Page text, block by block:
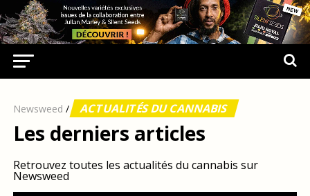
Newsweed / ACTUALITÉS DU CANNABIS
Les derniers articles
Retrouvez toutes les actualités du cannabis sur
Newsweed